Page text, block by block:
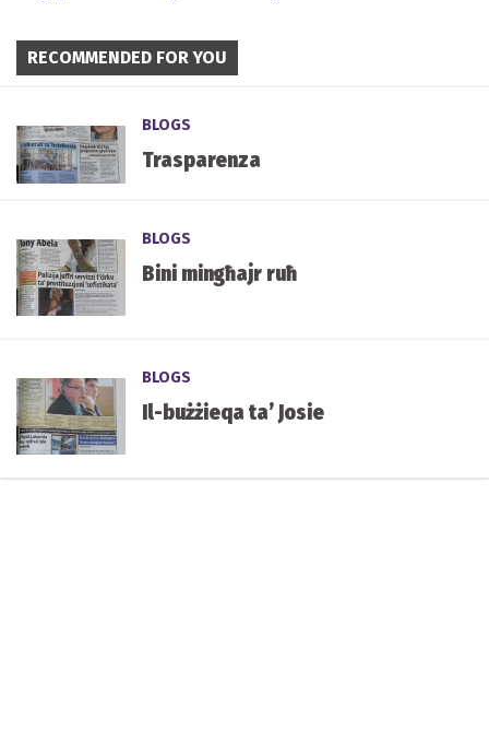
RECOMMENDED FOR YOU
BLOGS
Trasparenza
BLOGS
Bini mingħajr ruħ
BLOGS
Il-bużżieqa ta’ Josie